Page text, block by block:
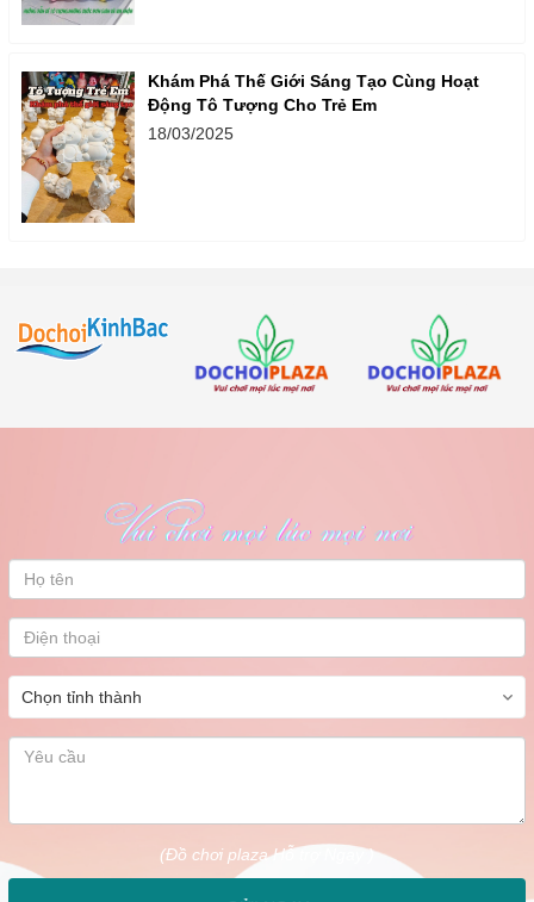
Khám Phá Thế Giới Sáng Tạo Cùng Hoạt
Động Tô Tượng Cho Trẻ Em
18/03/2025
(Đồ chơi plaza Hỗ trợ Ngay )